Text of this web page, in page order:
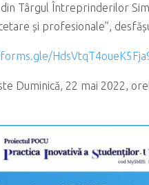
Târgul Întreprinderilor
și profesionale”,
Duminică, 22 mai 2022,